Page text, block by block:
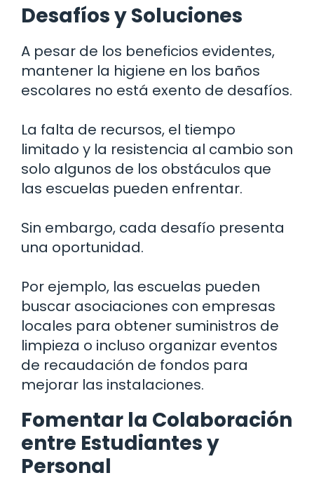
Desafíos y Soluciones
A pesar de los beneficios evidentes,
mantener la higiene en los baños
escolares no está exento de desafíos.
La falta de recursos, el tiempo
limitado y la resistencia al cambio son
solo algunos de los obstáculos que
las escuelas pueden enfrentar.
Sin embargo, cada desafío presenta
una oportunidad.
Por ejemplo, las escuelas pueden
buscar asociaciones con empresas
locales para obtener suministros de
limpieza o incluso organizar eventos
de recaudación de fondos para
mejorar las instalaciones.
Fomentar la Colaboración
entre Estudiantes y
Personal